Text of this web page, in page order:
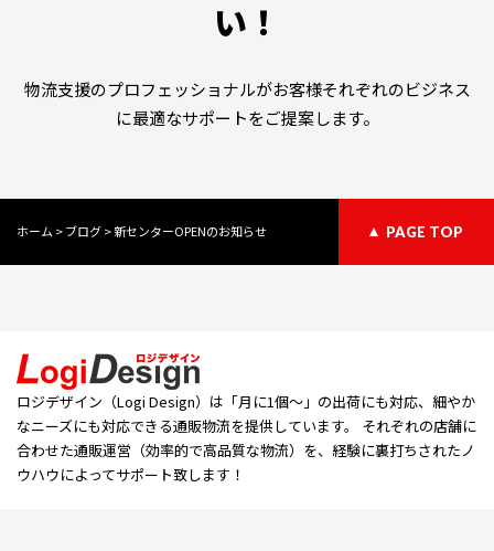
い！
物流支援のプロフェッショナルがお客様それぞれのビジネス
に最適なサポートをご提案します。
ホーム >ブログ>新センターOPENのお知らせ PAGE TOP
ロジデザイン（Logi Design）は「⽉に1個〜」の出荷にも対応、細やか
なニーズにも対応できる通販物流を提供しています。 それぞれの店舗に
合わせた通販運営（効率的で高品質な物流）を、経験に裏打ちされたノ
ウハウによってサポート致します！